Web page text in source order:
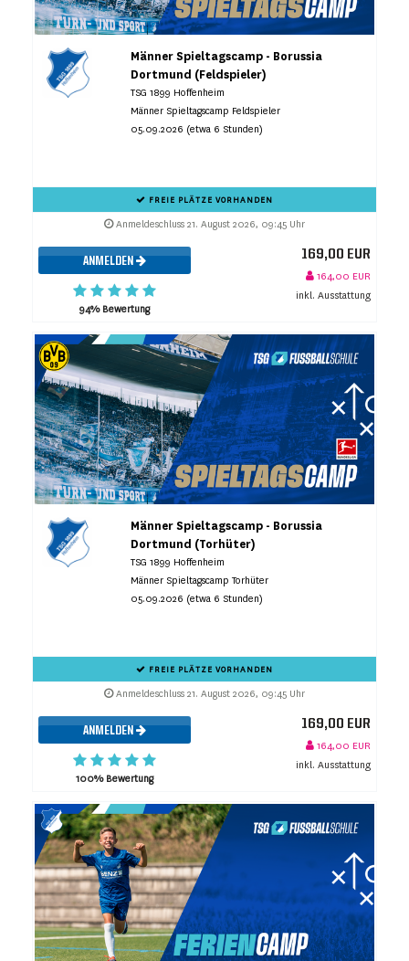
Männer Spieltagscamp - Borussia
Dortmund (Feldspieler)
TSG 1899 Hoffenheim
Männer Spieltagscamp Feldspieler
05.09.2026 (etwa 6 Stunden)
FREIE PLÄTZE VORHANDEN
Anmeldeschluss 21. August 2026, 09:45 Uhr
ANMELDEN
94% Bewertung
169,00 EUR
164,00 EUR
inkl. Ausstattung
Männer Spieltagscamp - Borussia
Dortmund (Torhüter)
TSG 1899 Hoffenheim
Männer Spieltagscamp Torhüter
05.09.2026 (etwa 6 Stunden)
FREIE PLÄTZE VORHANDEN
Anmeldeschluss 21. August 2026, 09:45 Uhr
ANMELDEN
100% Bewertung
169,00 EUR
164,00 EUR
inkl. Ausstattung